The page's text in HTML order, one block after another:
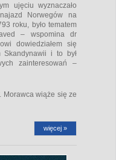
ujęciu wyznaczało
Norwegów na
roku, było tematem
– wspomina dr
dowiedziałem się
Skandynawii i to był
zainteresowań –
Morawca wiąże się ze
więcej »